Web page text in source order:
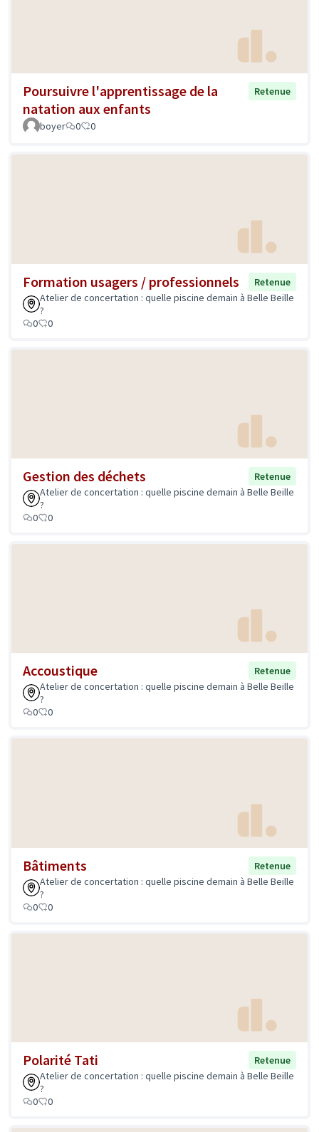
Poursuivre l'apprentissage de la
natation aux enfants
Retenue
boyer 0 0
Formation usagers / professionnels
Retenue
Atelier de concertation : quelle piscine demain à Belle Beille
?
0
0
Gestion des déchets
Retenue
Atelier de concertation : quelle piscine demain à Belle Beille
?
0
0
Accoustique
Retenue
Atelier de concertation : quelle piscine demain à Belle Beille
?
0
0
Bâtiments
Retenue
Atelier de concertation : quelle piscine demain à Belle Beille
?
0
0
Polarité Tati
Retenue
Atelier de concertation : quelle piscine demain à Belle Beille
?
0
0